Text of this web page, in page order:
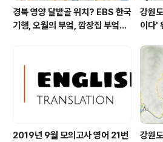
경북 영양 달밭골 위치? EBS 한국
기행, 오월의 부엌, 깜장집 부엌은
한 곳, 영양읍 상원리. KBS 인간극
장 임분노미 할머니
강원
이다'
군 최
강원
까르
2019년 9월 모의고사 영어 21번
강원